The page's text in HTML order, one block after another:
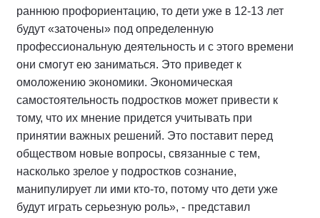
раннюю профориентацию, то дети уже в 12-13 лет
будут «заточены» под определенную
профессиональную деятельность и с этого времени
они смогут ею заниматься. Это приведет к
омоложению экономики. Экономическая
самостоятельность подростков может привести к
тому, что их мнение придется учитывать при
принятии важных решений. Это поставит перед
обществом новые вопросы, связанные с тем,
насколько зрелое у подростков сознание,
манипулирует ли ими кто-то, потому что дети уже
будут играть серьезную роль», - представил